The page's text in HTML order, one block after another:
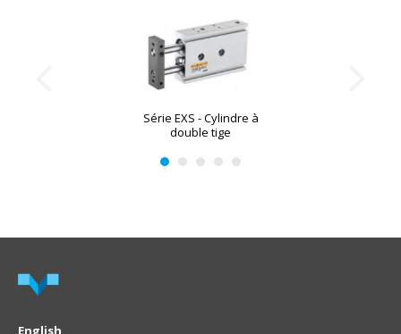
Série EXS - Cylindre à
double tige
English